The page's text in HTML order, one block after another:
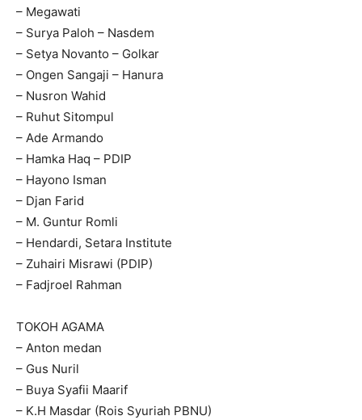
– Megawati
– Surya Paloh – Nasdem
– Setya Novanto – Golkar
– Ongen Sangaji – Hanura
– Nusron Wahid
– Ruhut Sitompul
– Ade Armando
– Hamka Haq – PDIP
– Hayono Isman
– Djan Farid
– M. Guntur Romli
– Hendardi, Setara Institute
– Zuhairi Misrawi (PDIP)
– Fadjroel Rahman
TOKOH AGAMA
– Anton medan
– Gus Nuril
– Buya Syafii Maarif
– K.H Masdar (Rois Syuriah PBNU)